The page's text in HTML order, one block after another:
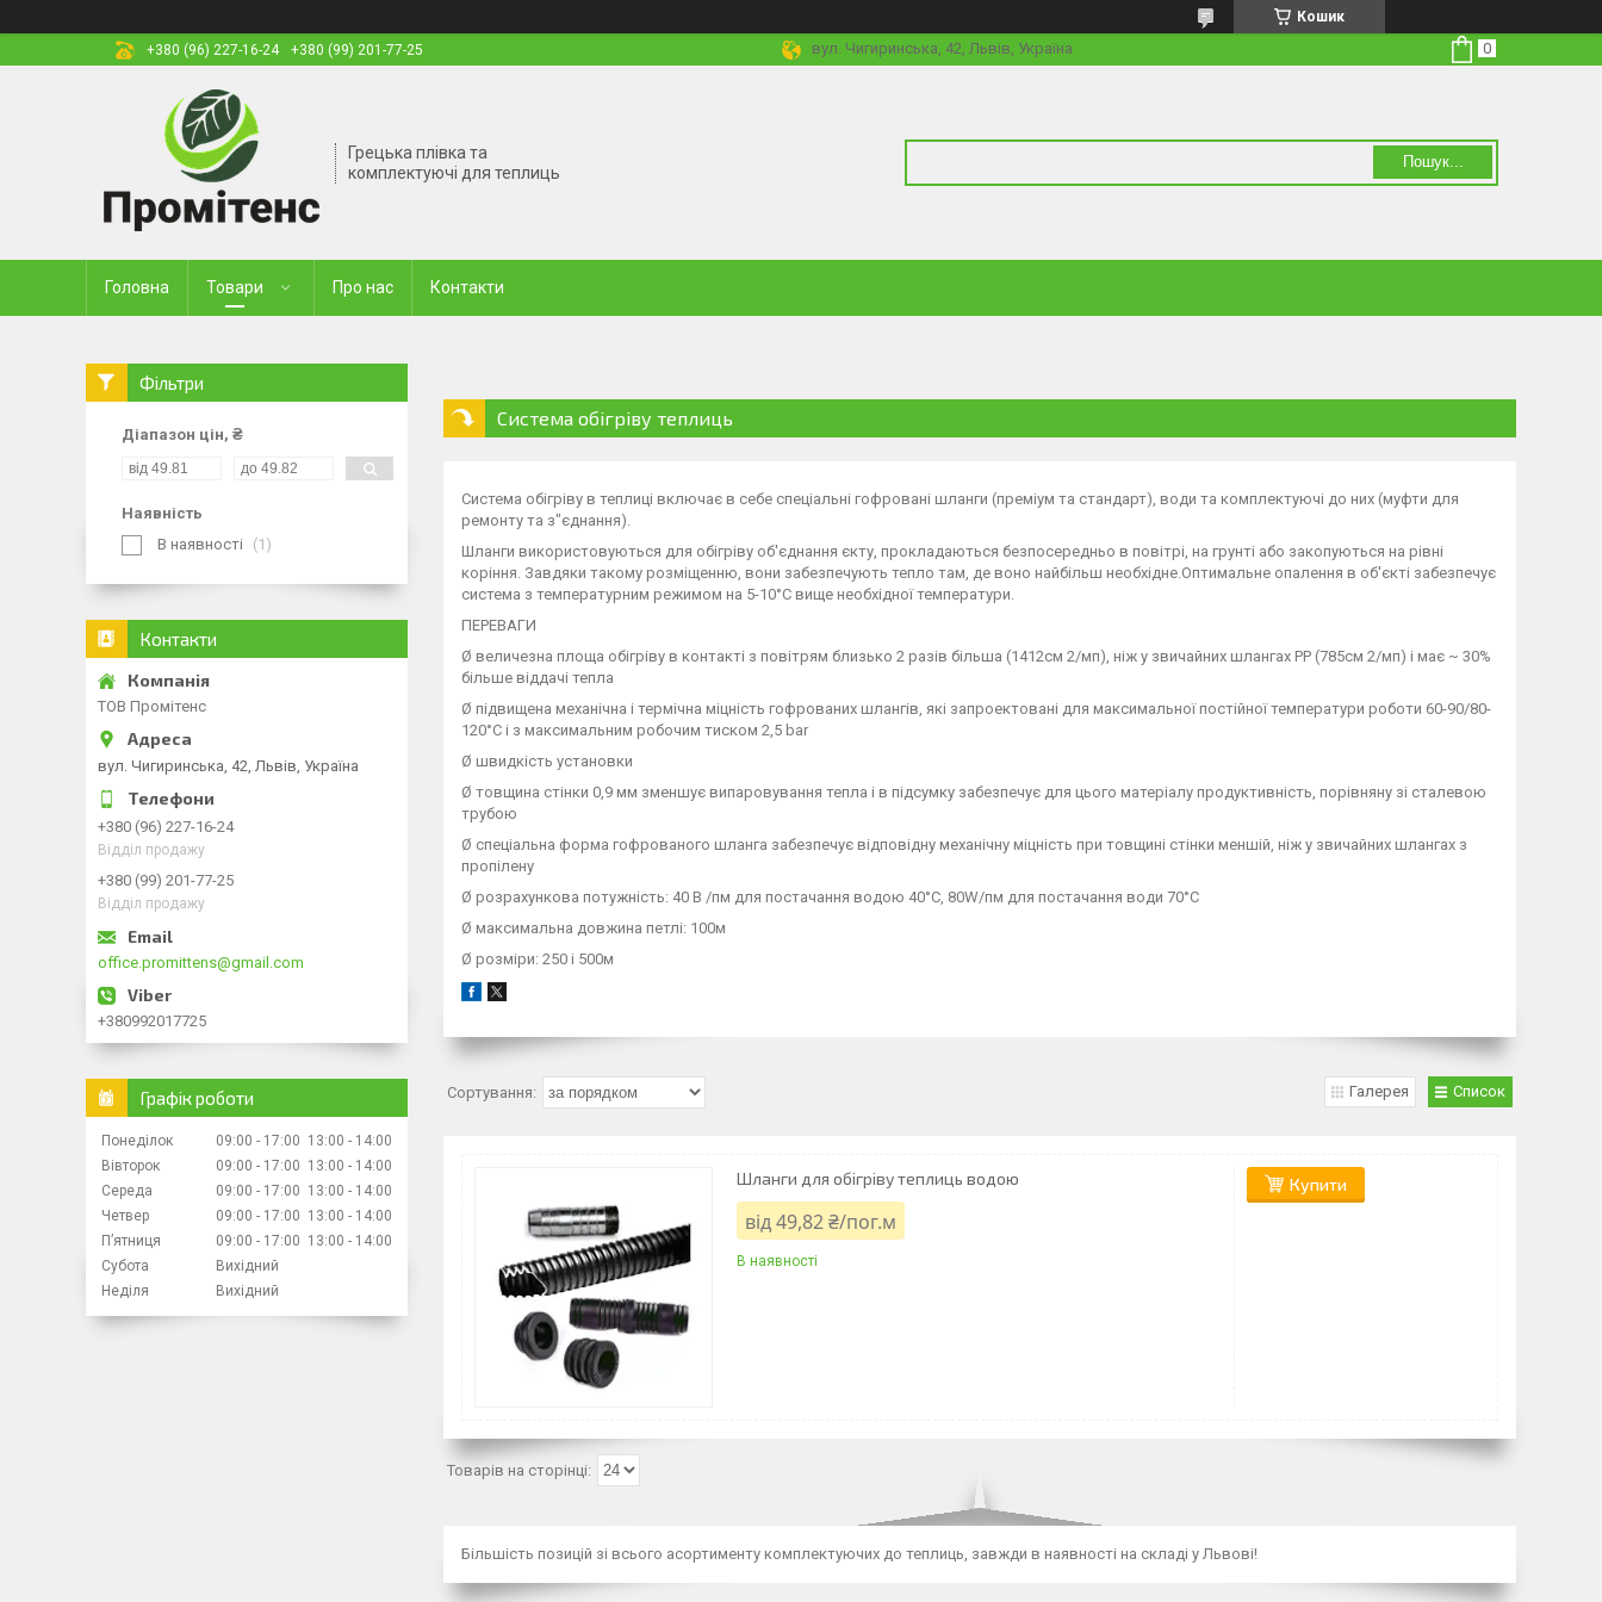
Кошик
+380 (96) 227-16-24
+380 (99) 201-77-25 вул. Чигиринська, 42, Львів, Україна
Грецька плівка та
комплектуючі для теплиць
Пошук...
Головна Товари Про нас Контакти
Система обігріву теплиць
Система обігріву в теплиці включає в себе спеціальні гофровані шланги (преміум та стандарт), води та комплектуючі до них (муфти для
ремонту та з"єднання).
Шланги використовуються для обігріву об'єднання єкту, прокладаються безпосередньо в повітрі, на грунті або закопуються на рівні
коріння. Завдяки такому розміщенню, вони забезпечують тепло там, де воно найбільш необхідне.Оптимальне опалення в об'єкті забезпечує
система з температурним режимом на 5-10°C вище необхідної температури.
ПЕРЕВАГИ
Ø величезна площа обігріву в контакті з повітрям близько 2 разів більша (1412см 2/мп), ніж у звичайних шлангах PP (785см 2/мп) і має ~ 30%
більше віддачі тепла
Ø підвищена механічна і термічна міцність гофрованих шлангів, які запроектовані для максимальної постійної температури роботи 60-90/80-
120°C і з максимальним робочим тиском 2,5 bar
Ø швидкість установки
Ø товщина стінки 0,9 мм зменшує випаровування тепла і в підсумку забезпечує для цього матеріалу продуктивність, порівняну зі сталевою
трубою
Ø спеціальна форма гофрованого шланга забезпечує відповідну механічну міцність при товщині стінки меншій, ніж у звичайних шлангах з
пропілену
Ø розрахункова потужність: 40 В /пм для постачання водою 40°C, 80W/пм для постачання води 70°C
Ø максимальна довжина петлі: 100м
Ø розміри: 250 i 500м
Галерея Список
Шланги для обігріву теплиць водою
від 49,82 ₴/пог.м
В наявності
Купити
Більшість позицій зі всього асортименту комплектуючих до теплиць, завжди в наявності на складі у Львові!
Фільтри
Діапазон цін, ₴
Наявність
В наявності
1
Контакти
ТОВ Промітенс
вул. Чигиринська, 42, Львів, Україна
+380 (96) 227-16-24
Відділ продажу
+380 (99) 201-77-25
Відділ продажу
office.promittens@gmail.com
+380992017725
Графік роботи
Понеділок 09:00 17:00 13:00
14:00
Вівторок
09:00 17:00 13:00
14:00
Середа
09:00 17:00 13:00
14:00
Четвер
09:00 17:00 13:00
14:00
Пʼятниця
09:00 17:00 13:00
14:00
Субота
Вихідний
Неділя
Вихідний